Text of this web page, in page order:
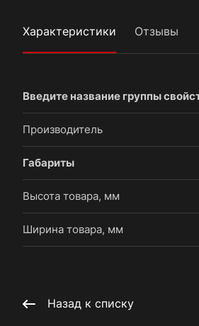
Характеристики Отзывы
Введите название группы
Производитель
Габариты
Высота товара, мм
Ширина товара, мм
Назад к списку